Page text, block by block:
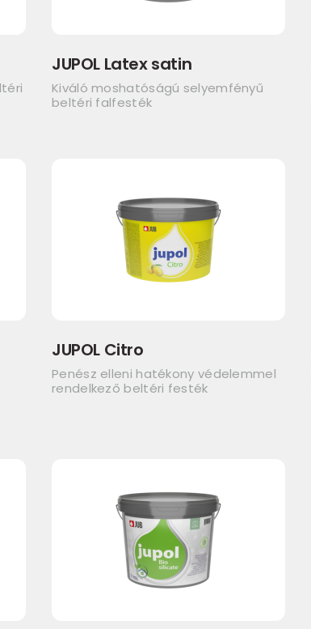
JUPOL Latex satin
Kiváló moshatóságú selyemfényű
beltéri falfesték
JUPOL Citro
Penész elleni hatékony védelemmel
rendelkező beltéri festék